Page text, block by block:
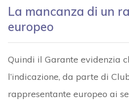
La mancanza di un
europeo
Quindi il Garante evidenzia
l’indicazione, da parte di
rappresentante europeo ai